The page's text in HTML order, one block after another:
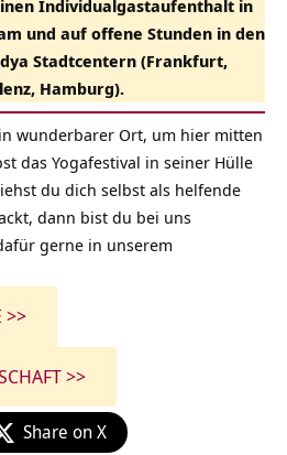
Individualgastaufenthalt in
und auf offene Stunden in den
Stadtcentern (Frankfurt,
Hamburg).
wunderbarer Ort, um hier mitten
das Yogafestival in seiner Hülle
du dich selbst als helfende
dann bist du bei uns
gerne in unserem
>>
>>
Share on X